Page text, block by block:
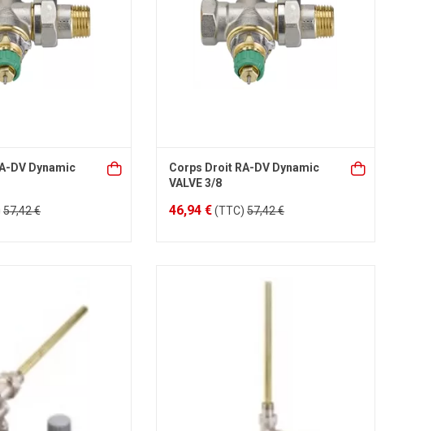
DV Dynamic
57,42 €
Corps Droit RA-DV Dynamic
VALVE 3/8
46,94 €(TTC) 57,42 €